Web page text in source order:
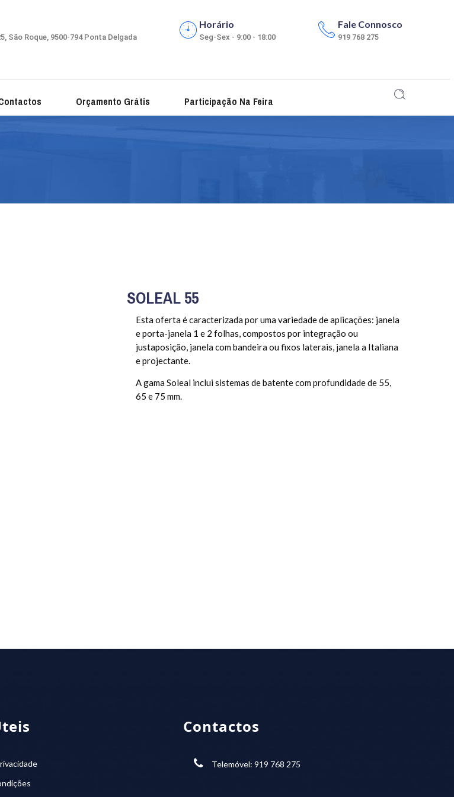
São Roque, 9500-794 Ponta Delgada
Horário
Seg-Sex - 9:00 - 18:00
Fale Connosco
919 768 275
Orçamento Grátis Participação Na Feira
SOLEAL 55
Esta oferta é caracterizada por uma variedade de aplicações: janela
e porta-janela 1 e 2 folhas, compostos por integração ou
justaposição, janela com bandeira ou fixos laterais, janela a Italiana
e projectante.
A gama Soleal inclui sistemas de batente com profundidade de 55,
65 e 75 mm.
Contactos
Telemóvel: 919 768 275